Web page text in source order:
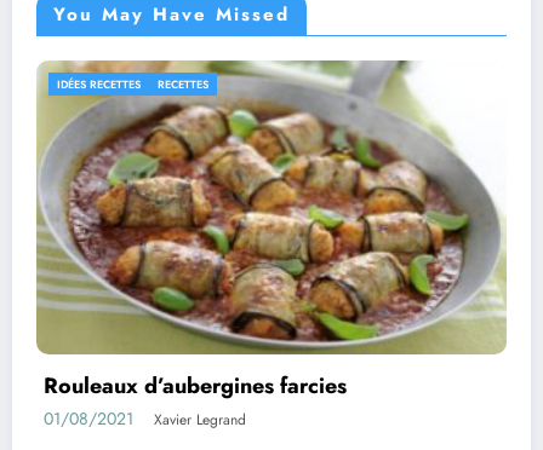
You May Have Missed
RECETTES
Confiture d’abricots sans sucre fait maison
11/05/2021 Xavier Legrand